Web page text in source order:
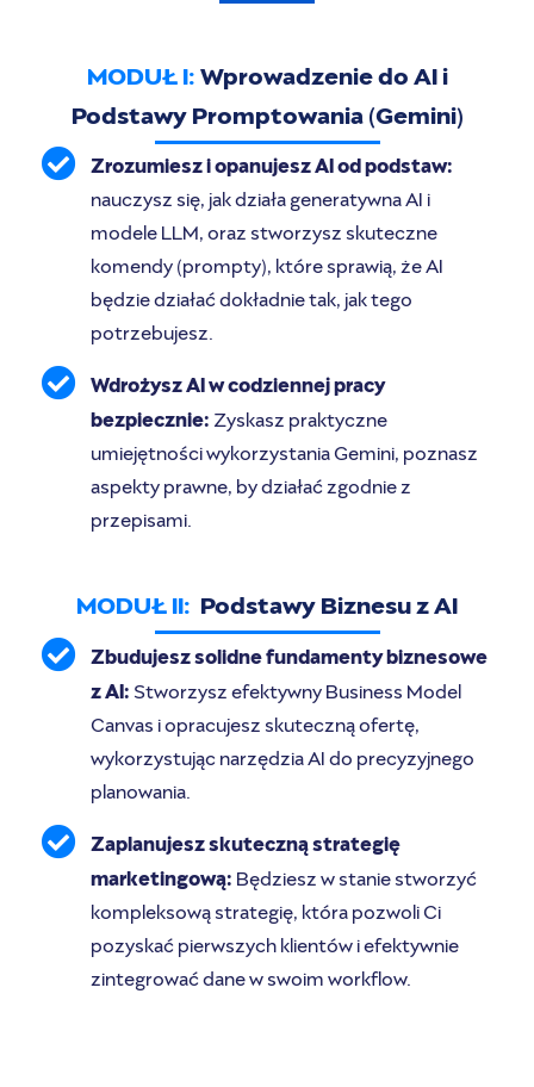
MODUŁ I:Wprowadzenie do AI i
Podstawy Promptowania (Gemini)
Zrozumiesz i opanujesz AI od podstaw:
nauczysz się, jak działa generatywna AI i
modele LLM, oraz stworzysz skuteczne
komendy (prompty), które sprawią, że AI
będzie działać dokładnie tak, jak tego
potrzebujesz.
Wdrożysz AI w codziennej pracy
bezpiecznie: Zyskasz praktyczne
umiejętności wykorzystania Gemini, poznasz
aspekty prawne, by działać zgodnie z
przepisami.
MODUŁ II: Podstawy Biznesu z AI
Zbudujesz solidne fundamenty biznesowe
z AI: Stworzysz efektywny Business Model
Canvas i opracujesz skuteczną ofertę,
wykorzystując narzędzia AI do precyzyjnego
planowania.
Zaplanujesz skuteczną strategię
marketingową: Będziesz w stanie stworzyć
kompleksową strategię, która pozwoli Ci
pozyskać pierwszych klientów i efektywnie
zintegrować dane w swoim workflow.